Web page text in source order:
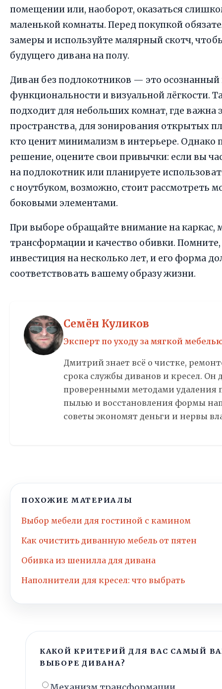
помещении или, наоборот, оказаться
маленькой комнаты. Перед покупкой
замеры и используйте малярный скотч,
будущего дивана на полу.
Диван без подлокотников — это осознанный
функциональности и визуальной лёгкости.
подходит для небольших комнат, где важна
пространства, для зонирования открытых
кто ценит минимализм в интерьере. Однако
решение, оцените свои привычки: если вы
на подлокотник или планируете
с ноутбуком, возможно, стоит рассмотреть
боковыми элементами.
При выборе обращайте внимание на каркас,
трансформации и качество обивки.
инвестиция на несколько лет, и его форма
соответствовать вашему образу жизни.
Семён Куликов
Эксперт по уходу за мягкой
Дмитрий знает всё о чистке,
срока службы диванов и кресел. Он
проверенными методами удаления
пылью и восстановления формы
советы экономят деньги и нервы
ПОХОЖИЕ МАТЕРИАЛЫ
Выбор мебели для гостиной с камином
Как очистить диванную мебель от пятен
Обивка из шенилла для дивана
Наполнители для кресел: что выбрать
КАКОЙ КРИТЕРИЙ ДЛЯ ВАС САМЫЙ
ВЫБОРЕ ДИВАНА?